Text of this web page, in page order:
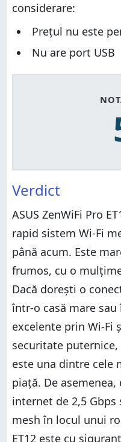
considerare:
Prețul nu este
Nu are port USB
Verdict
ASUS ZenWiFi Pro
rapid sistem Wi-Fi
până acum. Este
frumos, cu o
Dacă dorești o
într-o casă mare
excelente prin Wi-Fi
securitate puternice,
este una dintre cele
piață. De
internet de 2,5
mesh în locul unui
ET12 este cu